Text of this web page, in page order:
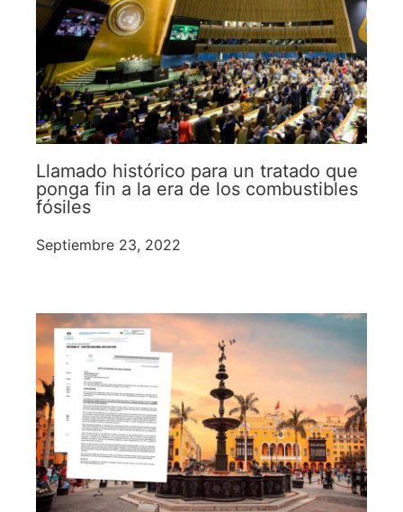
Llamado histórico para un tratado que
ponga fin a la era de los combustibles
fósiles
Septiembre 23, 2022